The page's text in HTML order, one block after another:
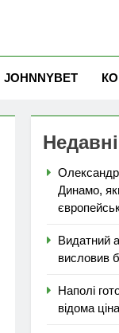
JOHNNYBET
Олександр
Динамо,
Видатний
висловив
Наполі
відома